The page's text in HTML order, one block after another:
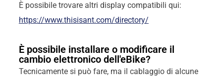
È possibile trovare altri display compatibili qui:
https://www.thisisant.com/directory/
È possibile installare o modificare il
cambio elettronico dell'eBike?
Tecnicamente si può fare, ma il cablaggio di alcune